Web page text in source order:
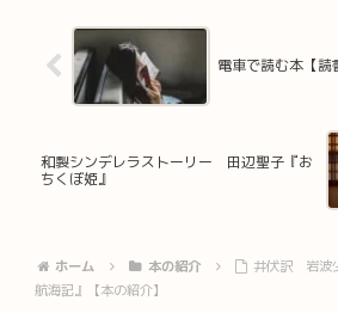
電車で読む本【読
和製シンデレラストーリー 田辺聖子『お
ちくぼ姫』
ホーム 本の紹介
井伏訳 岩波
航海記』【本の紹介】